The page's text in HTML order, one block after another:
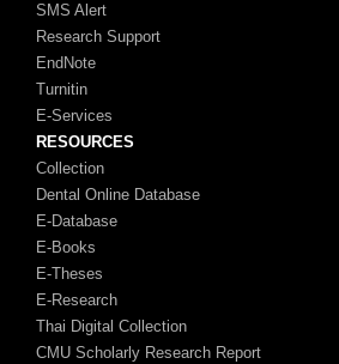
SMS Alert
Research Support
EndNote
Turnitin
E-Services
RESOURCES
Collection
Dental Online Database
E-Database
E-Books
E-Theses
E-Research
Thai Digital Collection
CMU Scholarly Research Report